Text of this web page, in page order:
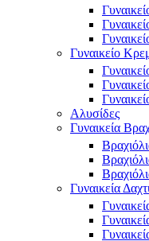
Γυναικείο
Αλυσίδες
Γυναικεία
Γυναικεία